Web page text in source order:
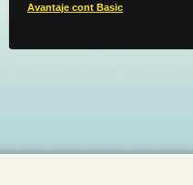
Avantaje cont Basic